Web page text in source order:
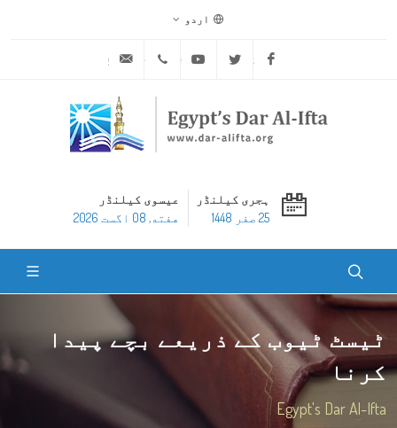
اردو
Facebook
Twitter
Youtube
ہجری کیلنڈر
25 صفر 1448
عیسوی کیلنڈر
هفته, 08 اگست 2026
ٹیسٹ ٹیوب کے ذریعے بچے پیدا
کرنا
Egypt's Dar Al-Ifta